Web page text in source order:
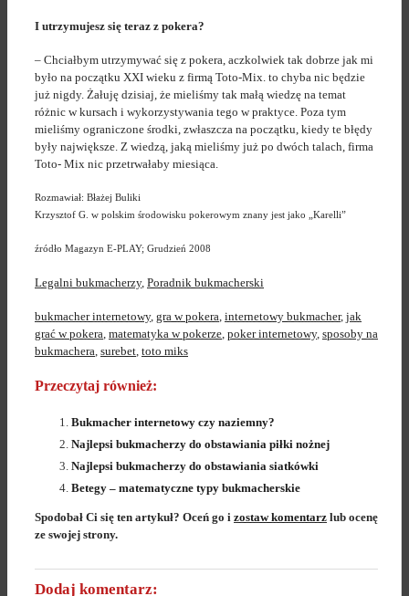
I utrzymujesz się teraz z pokera?
– Chciałbym utrzymywać się z pokera, aczkolwiek tak dobrze jak mi
było na początku XXI wieku z firmą Toto-Mix. to chyba nic będzie
już nigdy. Żałuję dzisiaj, że mieliśmy tak małą wiedzę na temat
różnic w kursach i wykorzystywania tego w praktyce. Poza tym
mieliśmy ograniczone środki, zwłaszcza na początku, kiedy te błędy
były największe. Z wiedzą, jaką mieliśmy już po dwóch talach, firma
Toto- Mix nic przetrwałaby miesiąca.
Rozmawiał: Błażej Buliki
Krzysztof G. w polskim środowisku pokerowym znany jest jako „Karelli”
źródło Magazyn E-PLAY; Grudzień 2008
Legalni bukmacherzy, Poradnik bukmacherski
bukmacher internetowy, gra w pokera, internetowy bukmacher, jak
grać w pokera, matematyka w pokerze, poker internetowy, sposoby na
bukmachera, surebet, toto miks
Przeczytaj również:
Bukmacher internetowy czy naziemny?
Najlepsi bukmacherzy do obstawiania piłki nożnej
Najlepsi bukmacherzy do obstawiania siatkówki
Betegy – matematyczne typy bukmacherskie
Spodobał Ci się ten artykuł? Oceń go i zostaw komentarz lub ocenę
ze swojej strony.
Dodaj komentarz: